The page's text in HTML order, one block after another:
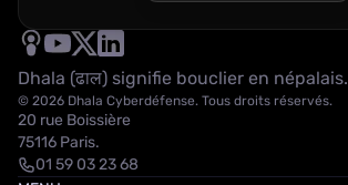
Dhala (ढाल) signifie bouclier en népalais.
© 2026 Dhala Cyberdéfense. Tous droits réservés.
20 rue Boissière
75116 Paris.
01 59 03 23 68